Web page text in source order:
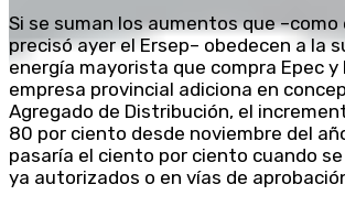
Si se suman los aumentos que –como
precisó ayer el Ersep– obedecen a la
energía mayorista que compra Epec y
empresa provincial adiciona en
Agregado de Distribución, el
80 por ciento desde noviembre del
pasaría el ciento por ciento cuando
ya autorizados o en vías de